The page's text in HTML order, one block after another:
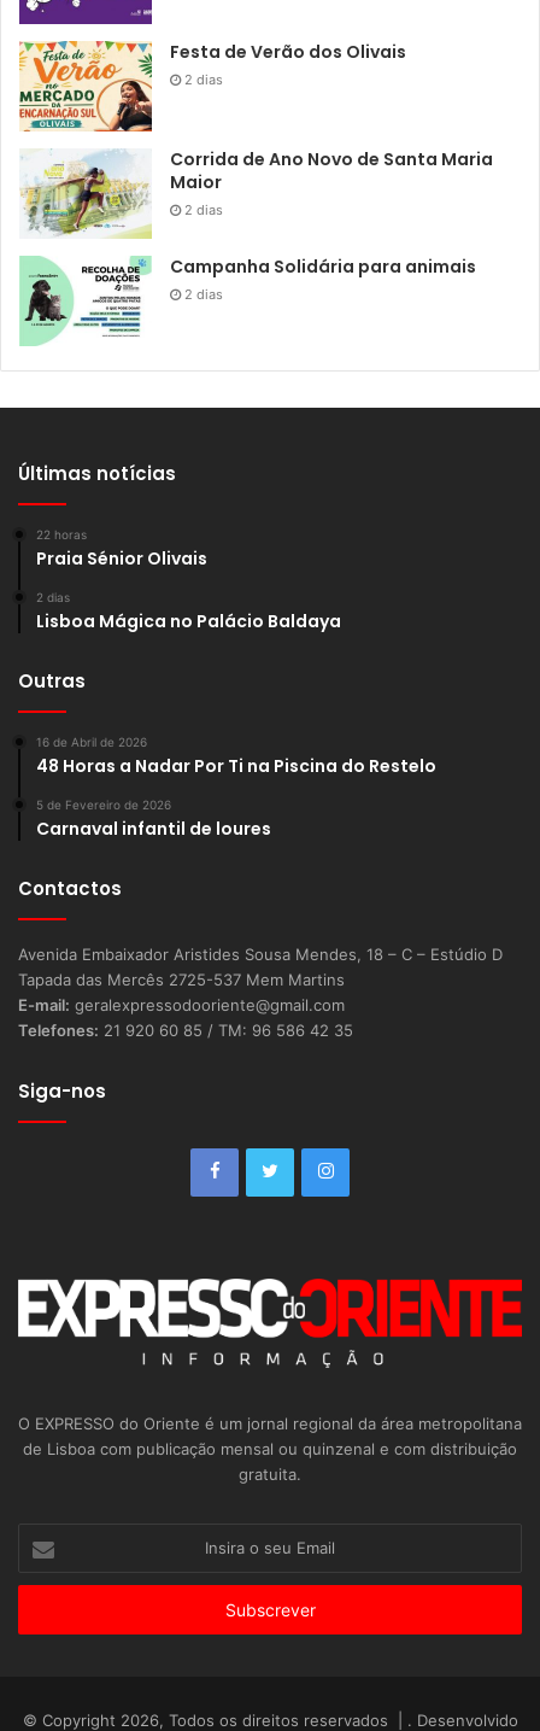
Festa de Verão dos Olivais
2 dias
Corrida de Ano Novo de Santa Maria
Maior
2 dias
Campanha Solidária para animais
2 dias
Últimas notícias
22 horas
Praia Sénior Olivais
2 dias
Lisboa Mágica no Palácio Baldaya
Outras
16 de Abril de 2026
48 Horas a Nadar Por Ti na Piscina do Restelo
5 de Fevereiro de 2026
Carnaval infantil de loures
Contactos
Avenida Embaixador Aristides Sousa Mendes, 18 – C – Estúdio D
Tapada das Mercês 2725-537 Mem Martins
E-mail: geralexpressodooriente@gmail.com
Telefones: 21 920 60 85 / TM: 96 586 42 35
Siga-nos
O EXPRESSO do Oriente é um jornal regional da área metropolitana
de Lisboa com publicação mensal ou quinzenal e com distribuição
gratuita.
seu
© Copyright 2026, Todos os direitos reservados | . Desenvolvido